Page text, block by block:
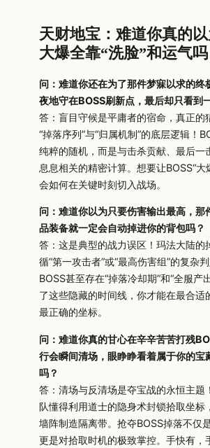
天财地宝：难道你真的以
大爆全靠“洗脸”和运气吗
问：难道你还在为了那件梦寐以求的终
夜地守在BOSS刷新点，最后却只看到
答：盲目守候是平庸者的宿命，真正的
“掉落序列”与“归属机制”的底层逻辑！
纯粹的随机，而是与击杀贡献、最后一
息息相关的精密计算。想要让BOSS“大
会如何在关键时刻切入战场。
问：难道你以为只要伤害输出最高，那
品装备就一定会自动掉进你的背包吗？
答：这是典型的战力误区！玛法大陆的
循“第一攻击者”或“最高伤害组”的复杂
BOSS甚至存在“掉落冷却期”和“全服产
了这些隐藏的时间线，你才能在最合适
最正确的坐标。
问：难道你真的甘心在辛辛苦苦打残
行会瞬间清场，眼睁睁看着属于你的宝
吗？
答：清场与反清场是夺宝战的永恒主题
队懂得利用道士的隐身术封锁拾取坐标
墙阵制造隔离带。抢夺BOSS掉落不仅
更是对拾取时机的极致掌控。手快有，